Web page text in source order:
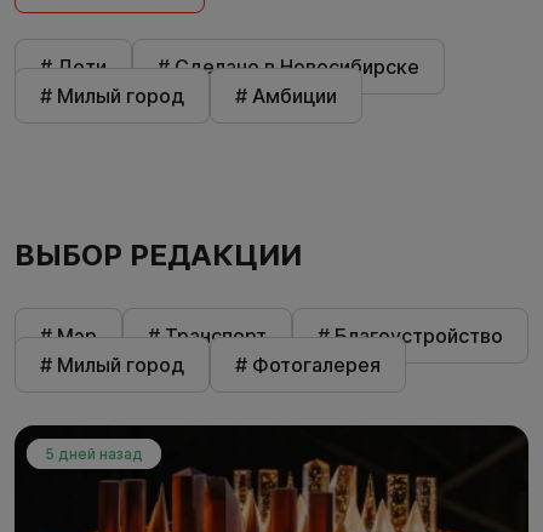
# Дети
# Сделано в Новосибирске
# Милый город
# Амбиции
ВЫБОР РЕДАКЦИИ
# Мэр # Транспорт
# Благоустройство
# Милый город
# Фотогалерея
5 дней назад